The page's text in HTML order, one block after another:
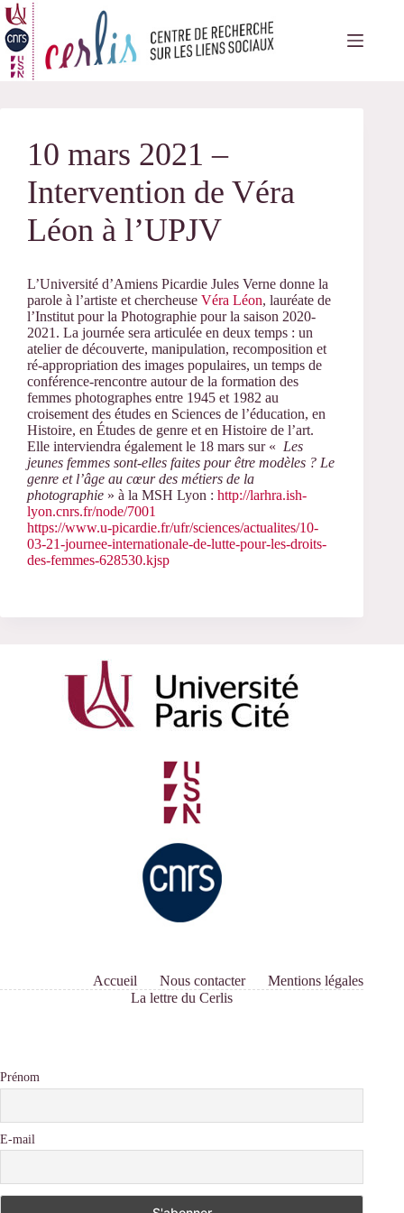
Passer
au
contenu
10 mars 2021 –
Intervention de Véra
Léon à l’UPJV
L’Université d’Amiens Picardie Jules Verne donne la
parole à l’artiste et chercheuse Véra Léon, lauréate de
l’Institut pour la Photographie pour la saison 2020-
2021. La journée sera articulée en deux temps : un
atelier de découverte, manipulation, recomposition et
ré-appropriation des images populaires, un temps de
conférence-rencontre autour de la formation des
femmes photographes entre 1945 et 1982 au
croisement des études en Sciences de l’éducation, en
Histoire, en Études de genre et en Histoire de l’art.
Elle interviendra également le 18 mars sur « Les
jeunes femmes sont-elles faites pour être modèles ? Le
genre et l’âge au cœur des métiers de la
photographie » à la MSH Lyon : http://larhra.ish-
lyon.cnrs.fr/node/7001
https://www.u-picardie.fr/ufr/sciences/actualites/10-
03-21-journee-internationale-de-lutte-pour-les-droits-
des-femmes-628530.kjsp
Accueil Nous contacter
Mentions légales
La lettre du Cerlis
Prénom
E-mail